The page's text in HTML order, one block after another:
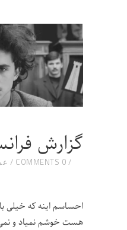
گزارش
0 COMMENTS
احساسم اینه که خیلی
هست خوشم نمیاد و